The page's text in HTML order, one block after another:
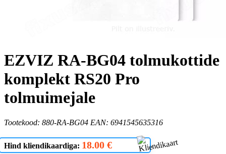
EZVIZ RA-BG04 tolmukottide
komplekt RS20 Pro
tolmuimejale
Tootekood: 880-RA-BG04 EAN: 6941545635316
Hind kliendikaardiga: 18.00 €